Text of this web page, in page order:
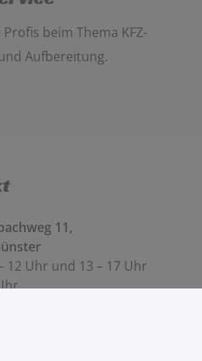
beim Thema KFZ-
Aufbereitung.
11,
12 Uhr und 13 – 17 Uhr